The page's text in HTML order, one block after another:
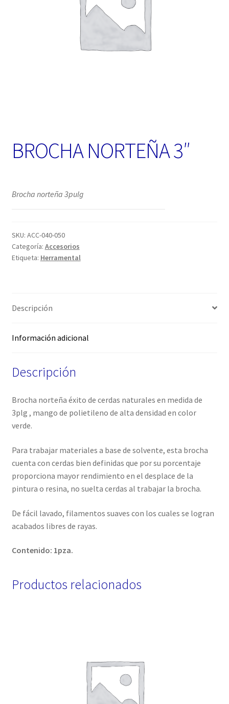
BROCHA NORTEÑA 3″
Brocha norteña 3pulg
SKU: ACC-040-050
Categoría: Accesorios
Etiqueta: Herramental
Descripción
Información adicional
Descripción
Brocha norteña éxito de cerdas naturales en medida de
3plg , mango de polietileno de alta densidad en color
verde.
Para trabajar materiales a base de solvente, esta brocha
cuenta con cerdas bien definidas que por su porcentaje
proporciona mayor rendimiento en el desplace de la
pintura o resina, no suelta cerdas al trabajar la brocha.
De fácil lavado, filamentos suaves con los cuales se logran
acabados libres de rayas.
Contenido: 1pza.
Productos relacionados